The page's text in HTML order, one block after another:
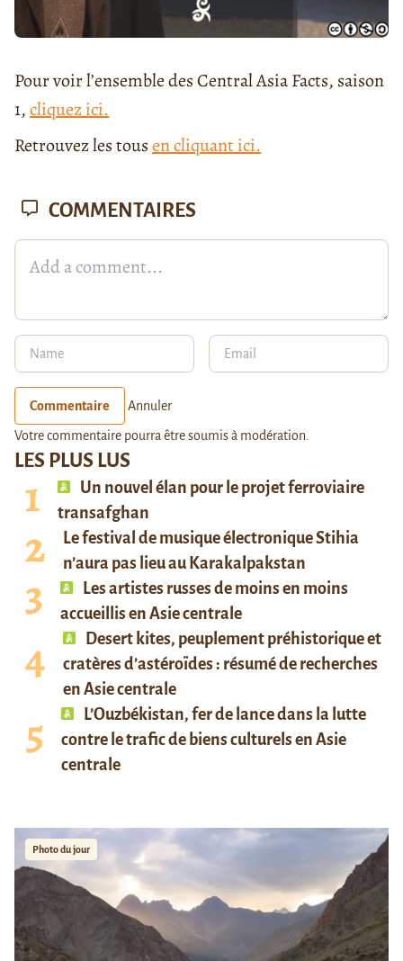
Pour voir l’ensemble des Central Asia Facts, saison
1,cliquez ici.
Retrouvez les tousen cliquant ici.
LES PLUS LUS
Un nouvel élan pour le projet ferroviaire
transafghan
Le festival de musique électronique Stihia
n’aura pas lieu au Karakalpakstan
Les artistes russes de moins en moins
accueillis en Asie centrale
Desert kites, peuplement préhistorique et
cratères d’astéroïdes : résumé de recherches
en Asie centrale
L’Ouzbékistan, fer de lance dans la lutte
contre le trafic de biens culturels en Asie
centrale
Photo du jour
COMMENTAIRES
Commentaire Annuler
Votre commentaire pourra être soumis à modération.